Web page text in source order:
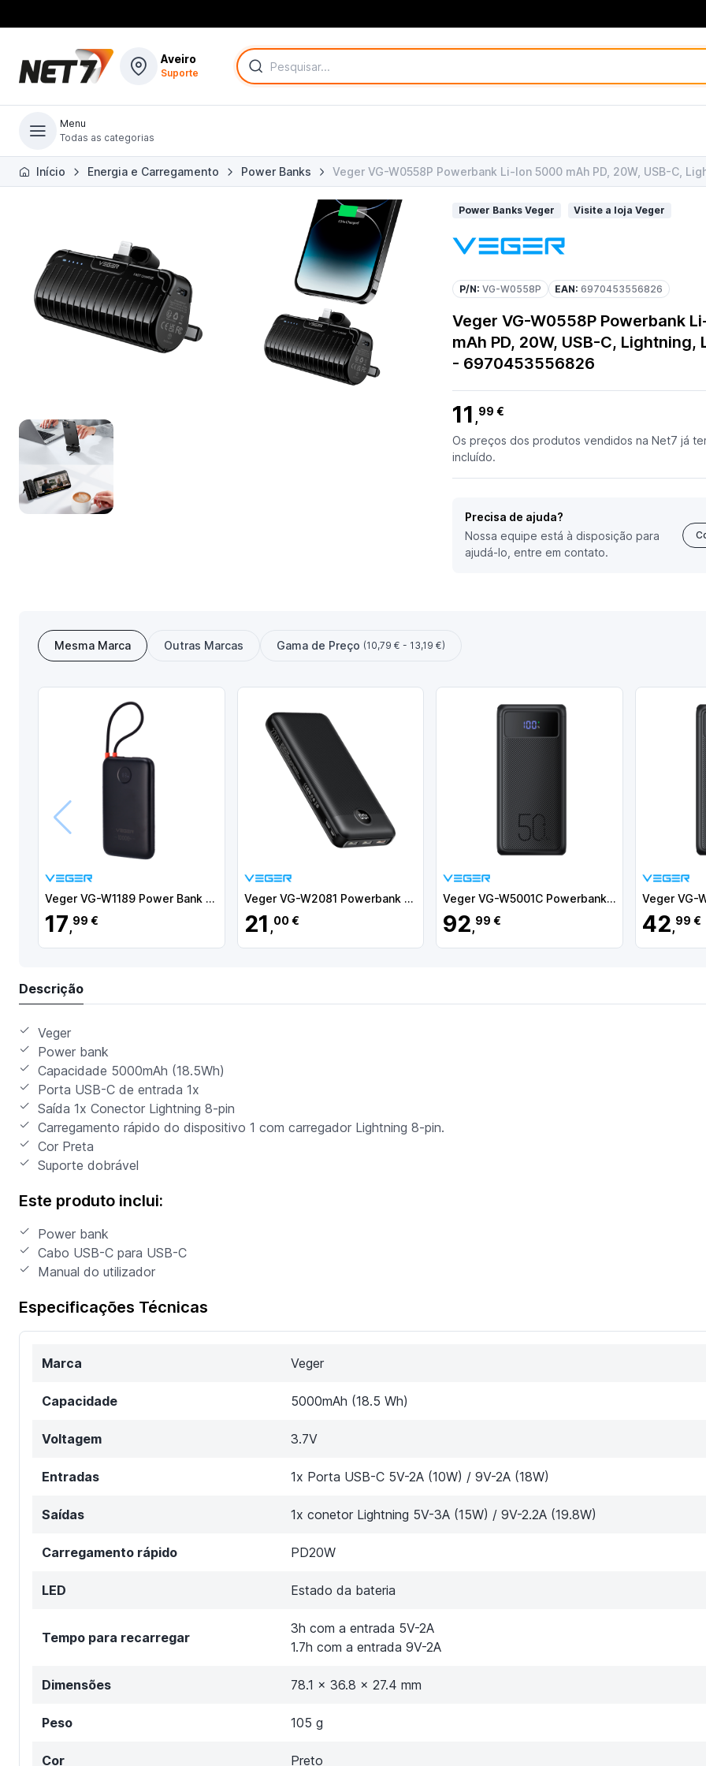
Aveiro
Suporte
Menu
Todas as categorias
Todas as categorias
Início Energia e Carregamento Power Banks Veger VG-W0558P Powerbank Li-Ion 5000 mAh PD, 20W, USB-C,
Power Banks Veger Visite a loja Veger
P/N: VG-W0558P EAN: 6970453556826
Veger VG-W0558P Powerbank
mAh PD, 20W, USB-C, Lightning,
- 6970453556826
11 ,99 €
Os preços dos produtos vendidos na Net7 já
incluído.
Precisa de ajuda?
Nossa equipe está à disposição para
ajudá-lo, entre em contato.
Mesma Marca Outras Marcas Gama de Preço (10,79 € - 13,19 €)
Anterior
Veger VG-W1189 Power Bank Li-Polymer 10000 mAh PD, 22.5W, USB-A, USB-C, LCD, Preto - 6977525751790
17,99 €
Veger VG-W2081 Powerbank Li-Polymer 20000 mAh PD, 22.5W, USB-A, USB-C, LCD, Preto - 6977525753251
21 ,00 €
Veger VG-W5001C Powerbank Li-Polymer 56000 mAh Fast Charge, 130W, USB-A, USB-C, Lightning, LCD, Preto - 6970453555454
92,99 € 42,99 €
Descrição
Veger
Power bank
Capacidade 5000mAh (18.5Wh)
Porta USB-C de entrada 1x
Saída 1x Conector Lightning 8-pin
Carregamento rápido do dispositivo 1 com carregador Lightning 8-pin.
Cor Preta
Suporte dobrável
Este produto inclui:
Power bank
Cabo USB-C para USB-C
Manual do utilizador
Especificações Técnicas
Marca Veger
Capacidade 5000mAh (18.5 Wh)
Voltagem 3.7V
Entradas 1x Porta USB-C 5V-2A (10W) / 9V-2A (18W)
Saídas 1x conetor Lightning 5V-3A (15W) / 9V-2.2A (19.8W)
Carregamento rápido PD20W
LED Estado da bateria
Tempo para recarregar
3h com a entrada 5V-2A
1.7h com a entrada 9V-2A
Dimensões 78.1 x 36.8 x 27.4 mm
Peso 105 g
Cor Preto